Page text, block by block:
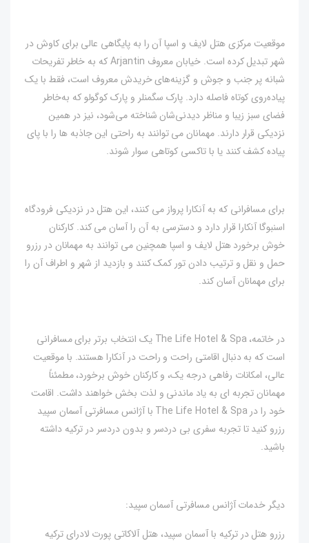
موقعیت مرکزی هتل لایف و اسپا آن را به پایگاهی عالی برای کاوش در
شهر تبدیل کرده است. خیابان معروف Arjantin که به خاطر تفریحات
شبانه پر جنب و جوش و گزینه‌های خریدش معروف است، فقط با یک
پیاده‌روی کوتاه فاصله دارد. پارک سگمنلر و پارک کوگولو که به‌خاطر
فضای سبز زیبا و مناظر دیدنی‌شان شناخته می‌شود، نیز در همین
نزدیکی قرار دارند. مهمانان می توانند به راحتی این جاذبه ها را با پای
پیاده کشف کنند یا با تاکسی کوتاهی سوار شوند.
برای مسافرانی که به آنکارا پرواز می کنند، این هتل در نزدیکی فرودگاه
اسنبوگا آنکارا قرار دارد و دسترسی به آن را آسان می کند. کارکنان
خوش برخورد هتل لایف و اسپا همچنین می توانند به مهمانان در رزرو
حمل و نقل و ترتیب دادن تور کمک کنند و بازدید از شهر و اطراف آن را
برای مهمانان آسان کند.
در خاتمه، The Life Hotel & Spa یک انتخاب برتر برای مسافرانی
است که به دنبال اقامتی راحت و راحت در آنکارا هستند. با موقعیت
عالی، امکانات رفاهی درجه یک، و کارکنان خوش برخورد، مطمئناً
مهمانان تجربه ای به یاد ماندنی و لذت بخش خواهند داشت. اقامت
خود را در The Life Hotel & Spa با آژانس مسافرتی آسمان سپید
رزرو کنید تا تجربه سفری بی دردسر و بدون دردسر در ترکیه داشته
باشید.
دیگر خدمات آژانس مسافرتی آسمان سپید:
رزرو هتل در ترکیه با آسمان سپید، هتل آلاکاتی پورت لادرای ترکیه